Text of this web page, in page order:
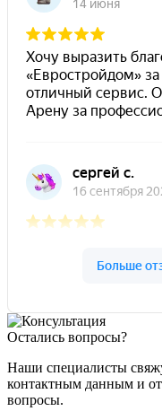
Остались вопросы?
Наши специалисты
контактным данным и
вопросы.